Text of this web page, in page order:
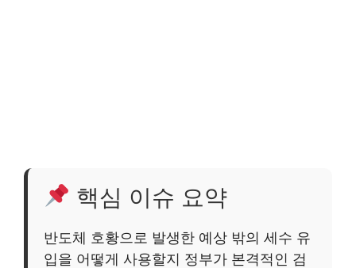
핵심 이슈 요약
반도체 호황으로 발생한 예상 밖의 세수 유
입을 어떻게 사용할지 정부가 본격적인 검